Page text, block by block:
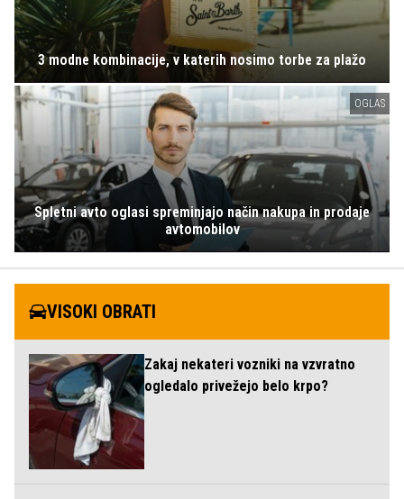
3 modne kombinacije, v katerih nosimo torbe za plažo
OGLAS
Spletni avto oglasi spreminjajo način nakupa in prodaje
avtomobilov
VISOKI OBRATI
Zakaj nekateri vozniki na vzvratno
ogledalo privežejo belo krpo?